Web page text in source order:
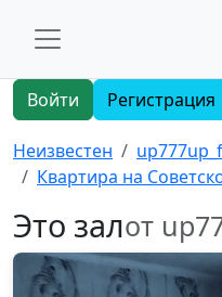
Войти Регистрация
Неизвестен
Квартира на
Это залот